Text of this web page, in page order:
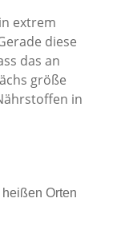
extrem
diese
das an
größe
in
Orten